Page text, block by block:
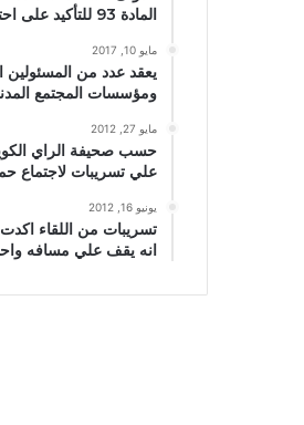
المادة 93 للتأكيد على احترام مصر
مايو 10, 2017
يعقد عدد من المسئولين
ومؤسسات المجتمع
مايو 27, 2012
حسب صحيفة الراي
علي تسريبات لاجتماع
يونيو 16, 2012
تسريبات من اللقاء
انه يقف علي مسافه